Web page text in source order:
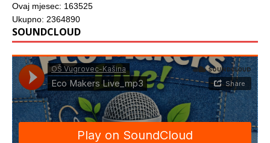
Ovaj mjesec: 163525
Ukupno: 2364890
SOUNDCLOUD